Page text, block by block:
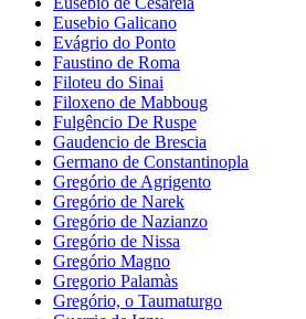
Eusebio Galicano
Evágrio do Ponto
Faustino de Roma
Filoteu do Sinai
Filoxeno de Mabboug
Fulgêncio De Ruspe
Gaudencio de Brescia
Germano de Constantinopla
Gregório de Agrigento
Gregório de Narek
Gregório de Nazianzo
Gregório de Nissa
Gregório Magno
Gregorio Palamàs
Gregório, o Taumaturgo